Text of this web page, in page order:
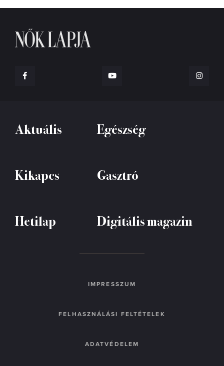
Aktuális Egészség
Kikapcs Gasztró
Hetilap Digitális magazin
IMPRESSZUM
FELHASZNÁLÁSI FELTÉTELEK
ADATVÉDELEM